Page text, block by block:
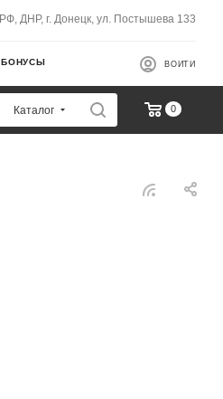
РФ, ДНР, г. Донецк, ул. Постышева 133
БОНУСЫ ВОЙТИ
Каталог 0